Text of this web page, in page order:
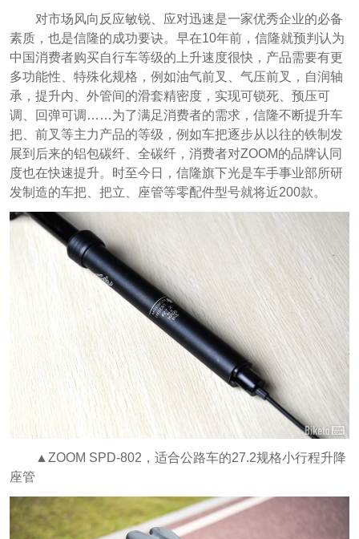
对市场风向反应敏锐、应对迅速是一家优秀企业的必备
素质，也是信隆的成功要诀。早在10年前，信隆就预判认为
中国消费者购买自行车等级的上升速度很快，产品需要有更
多功能性、特殊化规格，例如油气前叉、气压前叉，自润轴
承，提升内、外管间的滑套精密度，实现可锁死、预压可
调、回弹可调……为了满足消费者的需求，信隆不断提升车
把、前叉等主力产品的等级，例如车把逐步从以往的铁制发
展到后来的铝包碳纤、全碳纤，消费者对ZOOM的品牌认同
度也在快速提升。时至今日，信隆旗下光是车手事业部所研
发制造的车把、把立、座管等零配件型号就将近200款。
▲ZOOM SPD-802，适合公路车的27.2规格小行程升降
座管